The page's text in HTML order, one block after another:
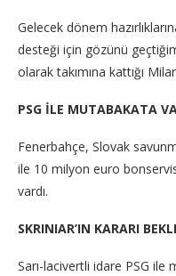
Gelecek dönem
desteği için gözünü
olarak takımına kattığı
PSG İLE MUTABAKATA
Fenerbahçe, Slovak
ile 10 milyon euro
vardı.
SKRINIAR’IN KARARI
Sarı-lacivertli idare PSG ile